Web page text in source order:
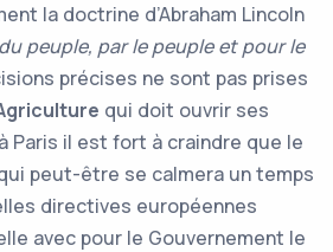
la doctrine d’Abraham Lincoln
peuple, par le peuple et pour le
précises ne sont pas prises
qui doit ouvrir ses
Paris il est fort à craindre que le
peut-être se calmera un temps
directives européennes
avec pour le Gouvernement le